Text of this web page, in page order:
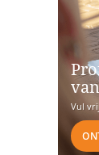
Vul